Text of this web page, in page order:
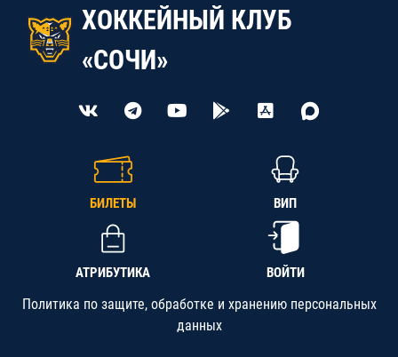
ХОККЕЙНЫЙ КЛУБ
«СОЧИ»
БИЛЕТЫ ВИП
АТРИБУТИКА ВОЙТИ
Политика по защите, обработке и хранению персональных
данных